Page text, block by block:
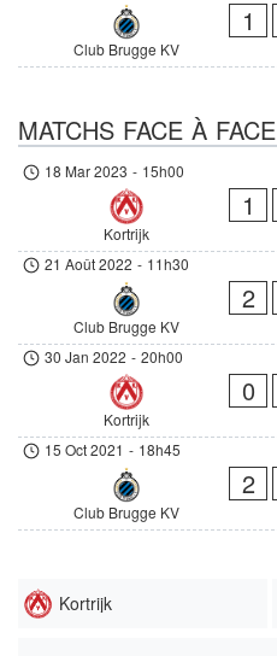
Club Brugge KV
1
MATCHS FACE À FACE
18 Mar 2023 - 15h00
Kortrijk
1
21 Août 2022 - 11h30
Club Brugge KV
2
30 Jan 2022 - 20h00
Kortrijk
0
15 Oct 2021 - 18h45
Club Brugge KV
2
Kortrijk